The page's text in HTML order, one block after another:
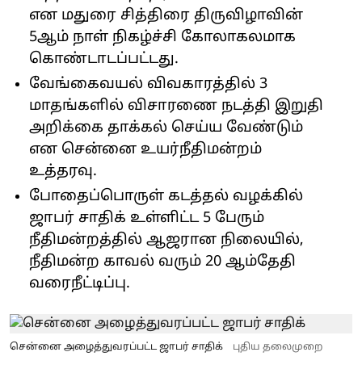
என மதுரை சித்திரை திருவிழாவின்
5ஆம் நாள் நிகழ்ச்சி கோலாகலமாக
கொண்டாடப்பட்டது.
வேங்கைவயல் விவகாரத்தில் 3
மாதங்களில் விசாரணை நடத்தி இறுதி
அறிக்கை தாக்கல் செய்ய வேண்டும்
என சென்னை உயர்நீதிமன்றம்
உத்தரவு.
போதைப்பொருள் கடத்தல் வழக்கில்
ஜாபர் சாதிக் உள்ளிட்ட 5 பேரும்
நீதிமன்றத்தில் ஆஜரான நிலையில்,
நீதிமன்ற காவல் வரும் 20 ஆம்தேதி
வரைநீட்டிப்பு.
சென்னை அழைத்துவரப்பட்ட ஜாபர் சாதிக் புதிய தலைமுறை